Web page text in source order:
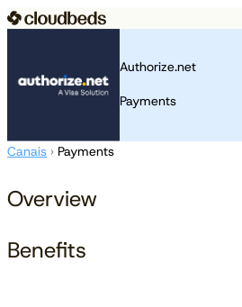
Authorize.net
Payments
Canais › Payments
Overview
Benefits